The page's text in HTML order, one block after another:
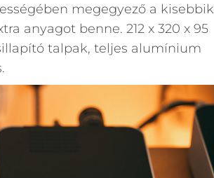
megegyező a kisebbik
anyagot benne. 212 x 320 x 95
talpak, teljes alumínium